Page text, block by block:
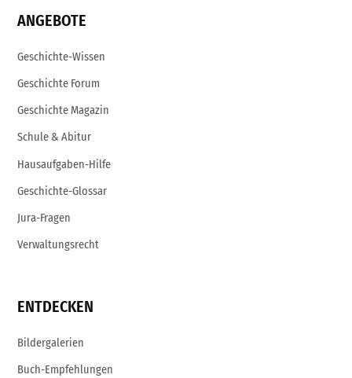
ANGEBOTE
Geschichte-Wissen
Geschichte Forum
Geschichte Magazin
Schule & Abitur
Hausaufgaben-Hilfe
Geschichte-Glossar
Jura-Fragen
Verwaltungsrecht
ENTDECKEN
Bildergalerien
Buch-Empfehlungen